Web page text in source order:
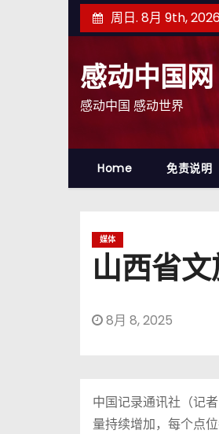
至
周日. 8月 9th,
感动中国网
感动中国 感动世界
Home 免责说明
媒体
山西省
8月 8, 2025
中国记录通讯社（记
量持续增加，每个点